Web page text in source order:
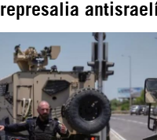
https://www.facebook.com/
http://twitter.com/nexo_latino